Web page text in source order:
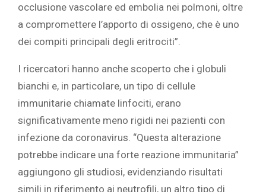
occlusione vascolare ed embolia nei polmoni, oltre
a compromettere l’apporto di ossigeno, che è uno
dei compiti principali degli eritrociti”.
I ricercatori hanno anche scoperto che i globuli
bianchi e, in particolare, un tipo di cellule
immunitarie chiamate linfociti, erano
significativamente meno rigidi nei pazienti con
infezione da coronavirus. “Questa alterazione
potrebbe indicare una forte reazione immunitaria”
aggiungono gli studiosi, evidenziando risultati
simili in riferimento ai neutrofili, un altro tipo di